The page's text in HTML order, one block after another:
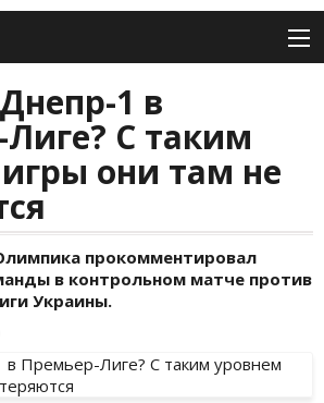
1 в
С таким
они там не
прокомментировал
в контрольном матче против
Украины.